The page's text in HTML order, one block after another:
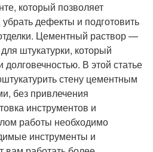
который позволяет
дефекты и подготовить
Цементный раствор —
штукатурки, который
долговечностью. В этой статье
стену цементным
без привлечения
инструментов и
работы необходимо
инструменты и